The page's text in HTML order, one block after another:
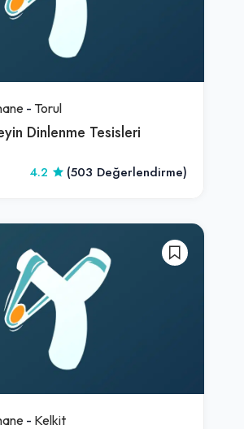
- Torul
Dinlenme Tesisleri
4.2 (503 Değerlendirme)
- Kelkit